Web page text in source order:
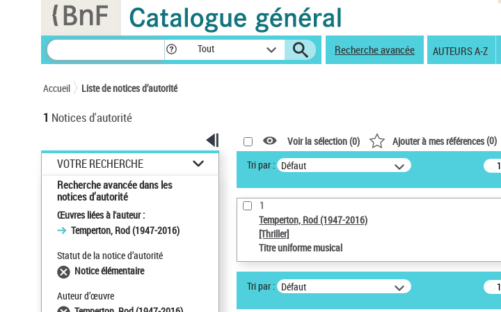
Tout Recherche avancée AUTEURS A-Z
Accueil Liste de notices d’autorité
1 Notices d'autorité
VOTRE RECHERCHE
Recherche avancée dans les
notices d’autorité
Œuvres liées à l'auteur :
Temperton, Rod (1947-2016)
Statut de la notice d’autorité
Notice élémentaire
Auteur d’œuvre
Voir la sélection (0) Ajouter à mes références(0)
Tri par : Défaut
1
Temperton, Rod (1947-2016)
[Thriller]
Titre uniforme musical
Tri par : Défaut
Panneau de gestion des cookies